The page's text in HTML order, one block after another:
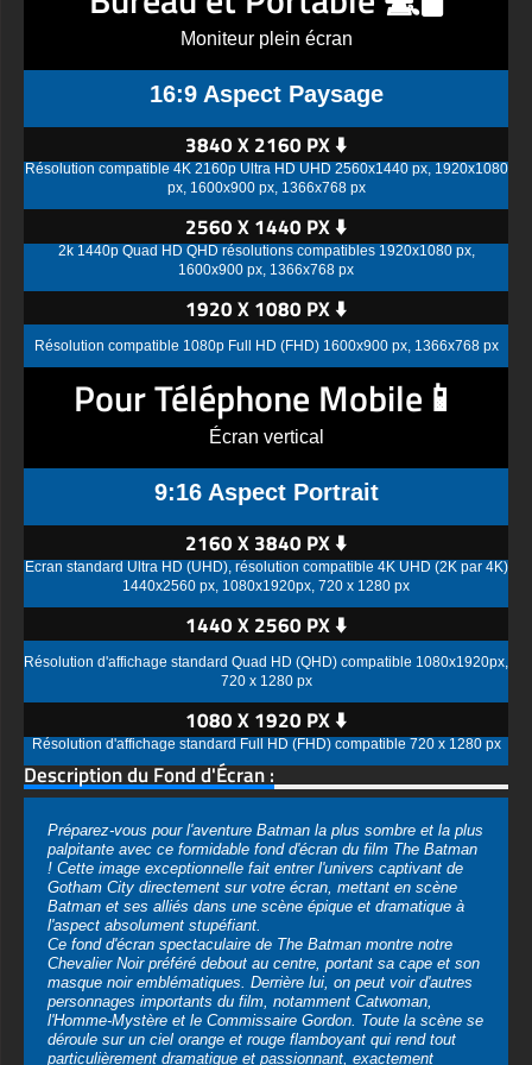
Moniteur plein écran
16:9 Aspect Paysage
3840 X 2160 PX ⬇️
Résolution compatible 4K 2160p Ultra HD UHD 2560x1440 px, 1920x1080
px, 1600x900 px, 1366x768 px
2560 X 1440 PX ⬇️
2k 1440p Quad HD QHD résolutions compatibles 1920x1080 px,
1600x900 px, 1366x768 px
1920 X 1080 PX ⬇️
Résolution compatible 1080p Full HD (FHD) 1600x900 px, 1366x768 px
Pour Téléphone Mobile📱
Écran vertical
9:16 Aspect Portrait
2160 X 3840 PX ⬇️
Écran standard Ultra HD (UHD), résolution compatible 4K UHD (2K par 4K)
1440x2560 px, 1080x1920px, 720 x 1280 px
1440 X 2560 PX ⬇️
Résolution d'affichage standard Quad HD (QHD) compatible 1080x1920px,
720 x 1280 px
1080 X 1920 PX ⬇️
Résolution d'affichage standard Full HD (FHD) compatible 720 x 1280 px
Description du Fond d'Écran :
Préparez-vous pour l'aventure Batman la plus sombre et la plus
palpitante avec ce formidable fond d'écran du film The Batman
! Cette image exceptionnelle fait entrer l'univers captivant de
Gotham City directement sur votre écran, mettant en scène
Batman et ses alliés dans une scène épique et dramatique à
l'aspect absolument stupéfiant.
Ce fond d'écran spectaculaire de The Batman montre notre
Chevalier Noir préféré debout au centre, portant sa cape et son
masque noir emblématiques. Derrière lui, on peut voir d'autres
personnages importants du film, notamment Catwoman,
l'Homme-Mystère et le Commissaire Gordon. Toute la scène se
déroule sur un ciel orange et rouge flamboyant qui rend tout
particulièrement dramatique et passionnant, exactement